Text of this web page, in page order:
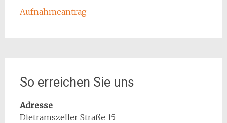
Aufnahmeantrag
So erreichen Sie uns
Adresse
Dietramszeller Straße 15